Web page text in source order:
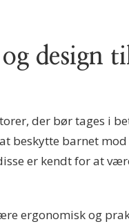
design
der bør tages i
beskytte barnet
er kendt for at
ergonomisk og